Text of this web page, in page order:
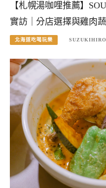
【札幌湯咖哩推薦】
實訪｜分店選擇與雞肉
北海道吃喝玩樂 SUZUKIHIRO